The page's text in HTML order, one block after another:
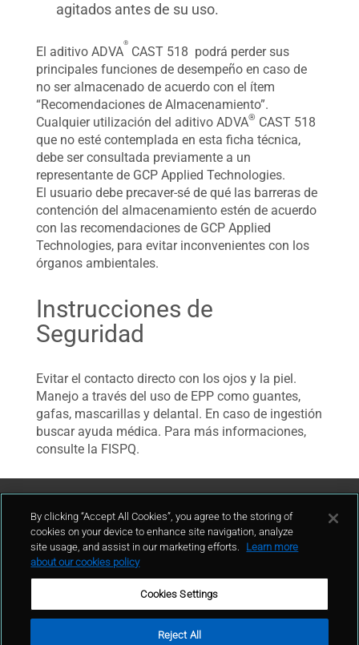
agitados antes de su uso.
El aditivo ADVA
®
CAST 518 podrá perder sus
principales funciones de desempeño en caso de
no ser almacenado de acuerdo con el ítem
“Recomendaciones de Almacenamiento”.
Cualquier utilización del aditivo ADVA® CAST 518
que no esté contemplada en esta ficha técnica,
debe ser consultada previamente a un
representante de GCP Applied Technologies.
El usuario debe precaver-sé de qué las barreras de
contención del almacenamiento estén de acuerdo
con las recomendaciones de GCP Applied
Technologies, para evitar inconvenientes con los
órganos ambientales.
Instrucciones de
Seguridad
Evitar el contacto directo con los ojos y la piel.
Manejo a través del uso de EPP como guantes,
gafas, mascarillas y delantal. En caso de ingestión
buscar ayuda médica. Para más informaciones,
consulte la FISPQ.
Contáctenos
By clicking “Accept All Cookies”, you agree to the storing of
cookies on your device to enhance site navigation, analyze
site usage, and assist in our marketing efforts.
Learn more
about our cookies policy
Cookies Settings
Reject All